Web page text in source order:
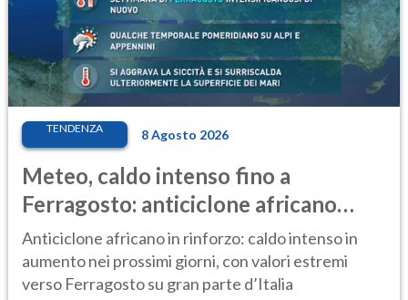
TENDENZA 8 Agosto 2026
Meteo, caldo intenso fino a
Ferragosto: anticiclone africano
ancora protagonista
Anticiclone africano in rinforzo: caldo intenso in
aumento nei prossimi giorni, con valori estremi
verso Ferragosto su gran parte d’Italia